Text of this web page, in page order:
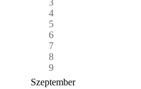
4
5
6
7
8
9
Szeptember